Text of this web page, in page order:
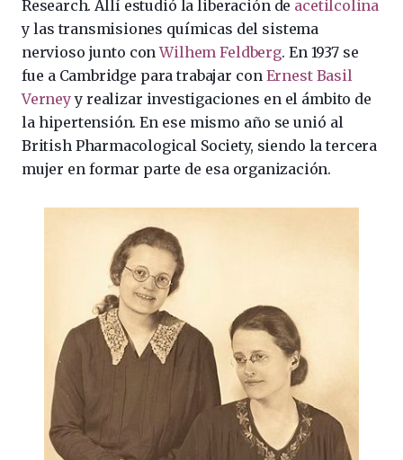
Research. Allí estudió la liberación de acetilcolina
y las transmisiones químicas del sistema
nervioso junto conWilhem Feldberg. En 1937 se
fue a Cambridge para trabajar con Ernest Basil
Verneyy realizar investigaciones en el ámbito de
la hipertensión. En ese mismo año se unió al
British Pharmacological Society, siendo la tercera
mujer en formar parte de esa organización.